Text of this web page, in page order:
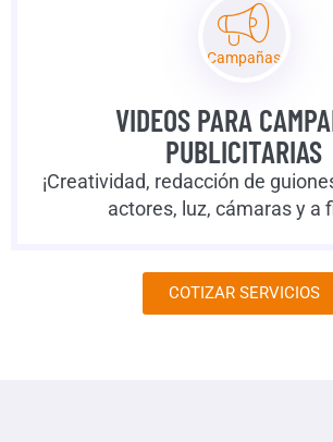
Campañas
VIDEOS PARA
PUBLICITARIAS
¡Creatividad, redacción de
actores, luz, cámaras y a
COTIZAR SERVICIOS